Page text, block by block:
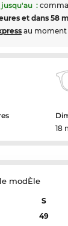
jusqu'au :
et dans 58
au moment
18
modÈle
S
49